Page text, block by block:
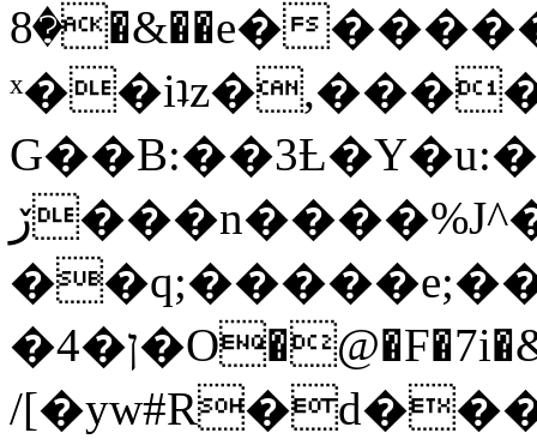
�8�&��e�������:�\���{��9�����g��f�r?
ڒ���n����%J^�}
/